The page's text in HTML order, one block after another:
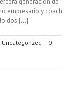
empresario y coach
dos [...]
Uncategorized | 0